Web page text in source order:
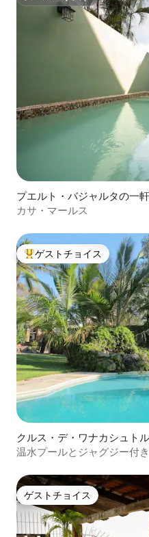
プエルト・バジャルタの一
カサ・マールス
大好評のゲストチョイスで
ゲストチョイス
クルス・デ・ワナカシュト
温水プールとジャグジー付
ゲストチョイス
ゲストチョイス